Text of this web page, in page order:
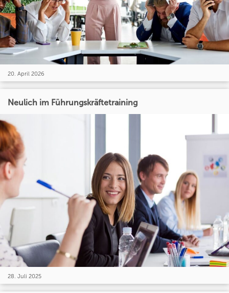
20. April 2026
Neulich im Führungskräftetraining
28. Juli 2025